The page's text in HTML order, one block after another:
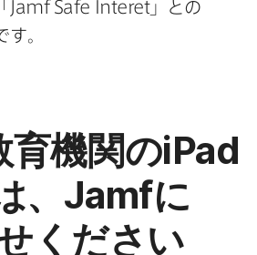
Jamf Safe Interet」との​
。
育機関のiPad
、 Jamfに​
ください